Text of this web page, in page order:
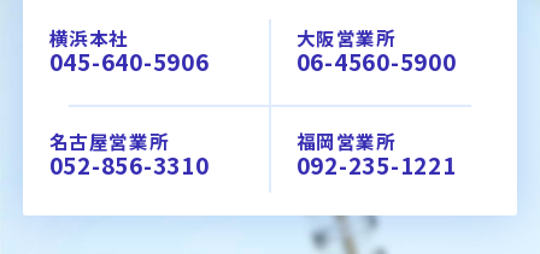
横浜本社
045-640-5906
大阪営業所
06-4560-5900
名古屋営業所
052-856-3310
福岡営業所
092-235-1221